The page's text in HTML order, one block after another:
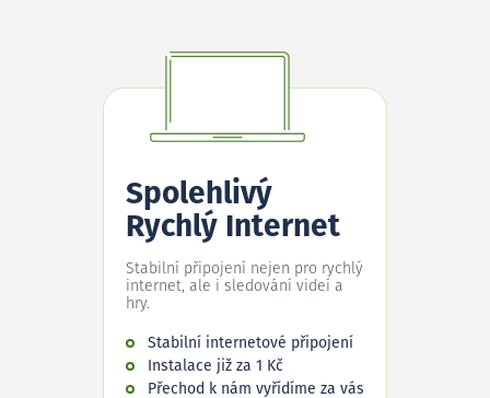
Spolehlivý
Rychlý Internet
Stabilní připojení nejen pro rychlý
internet, ale i sledování videí a
hry.
Stabilní internetové připojení
Instalace již za 1 Kč
Přechod k nám vyřídíme za vás